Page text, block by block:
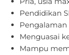
Pendidikan
Menguasai
Mampu